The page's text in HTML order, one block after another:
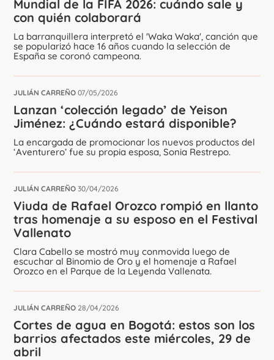
Mundial de la FIFA 2026: cuándo sale y
con quién colaborará
La barranquillera interpretó el 'Waka Waka', canción que
se popularizó hace 16 años cuando la selección de
España se coronó campeona.
JULIÁN CARREÑO 07/05/2026
Lanzan ‘colección legado’ de Yeison
Jiménez: ¿Cuándo estará disponible?
La encargada de promocionar los nuevos productos del
‘Aventurero’ fue su propia esposa, Sonia Restrepo.
JULIÁN CARREÑO 30/04/2026
Viuda de Rafael Orozco rompió en llanto
tras homenaje a su esposo en el Festival
Vallenato
Clara Cabello se mostró muy conmovida luego de
escuchar al Binomio de Oro y el homenaje a Rafael
Orozco en el Parque de la Leyenda Vallenata.
JULIÁN CARREÑO 28/04/2026
Cortes de agua en Bogotá: estos son los
barrios afectados este miércoles, 29 de
abril